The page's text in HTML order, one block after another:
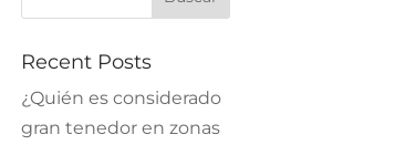
Recent Posts
¿Quién es considerado
gran tenedor en zonas